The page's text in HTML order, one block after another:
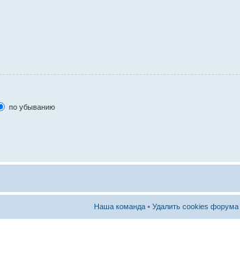
по убыванию
Наша команда • Удалить cookies форума